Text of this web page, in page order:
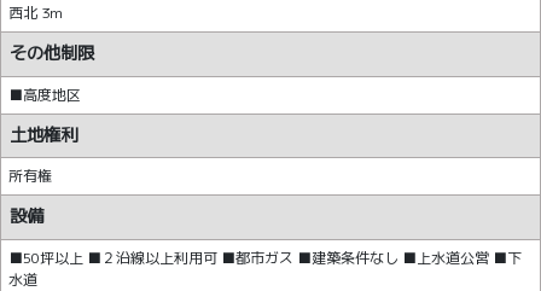
西北 3m
その他制限
■高度地区
土地権利
所有権
設備
■50坪以上 ■２沿線以上利用可 ■都市ガス ■建築条件なし ■上水道公営 ■下
水道